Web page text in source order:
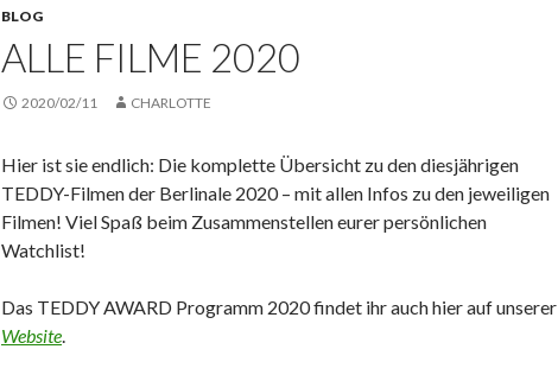
BLOG
ALLE FILME 2020
2020/02/11 CHARLOTTE
Hier ist sie endlich: Die komplette Übersicht zu den diesjährigen
TEDDY-Filmen der Berlinale 2020 – mit allen Infos zu den jeweiligen
Filmen! Viel Spaß beim Zusammenstellen eurer persönlichen
Watchlist!
Das TEDDY AWARD Programm 2020 findet ihr auch hier auf unserer
Website.